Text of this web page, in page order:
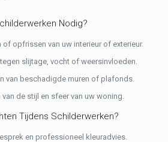
Nodig?
of opfrissen van uw interieur of exterieur.
slijtage, vocht of weersinvloeden.
van beschadigde muren of plafonds.
de stijl en sfeer van uw woning.
Tijdens Schilderwerken?
en professioneel kleuradvies.